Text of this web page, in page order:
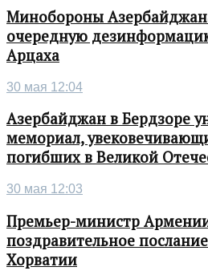
Минобороны
очередную
Арцаха
30 мая 12:04
Азербайджан в Бердзоре
мемориал,
погибших в Великой
30 мая 12:03
Премьер-министр
поздравительное
Хорватии